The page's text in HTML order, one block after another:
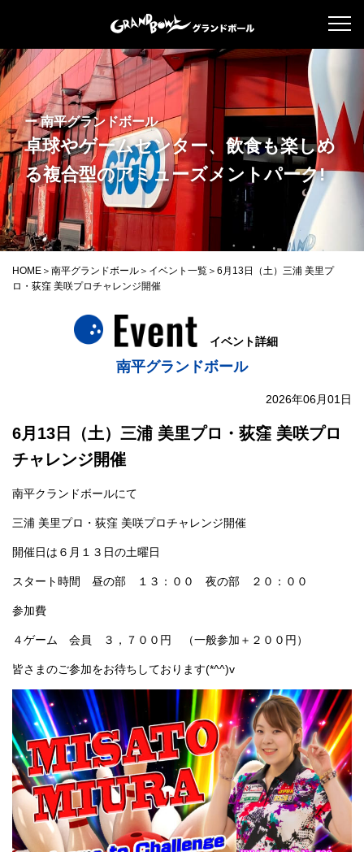
ー 南平グランドボール
卓球やゲームセンター、飲食も楽しめ
る複合型のアミューズメントパーク!
HOME 南平グランドボール イベント一覧
6月13日（土）三浦 美里プ
ロ・荻窪 美咲プロチャレンジ開催
イベント詳細
南平グランドボール
2026年06月01日
6月13日（土）三浦 美里プロ・荻窪 美咲プロ
チャレンジ開催
南平クランドボールにて
三浦 美里プロ・荻窪 美咲プロチャレンジ開催
開催日は６月１３日の土曜日
スタート時間 昼の部 １３：００ 夜の部 ２０：００
参加費
４ゲーム 会員 ３，７００円 （一般参加＋２００円）
皆さまのご参加をお待ちしております(*^^)v